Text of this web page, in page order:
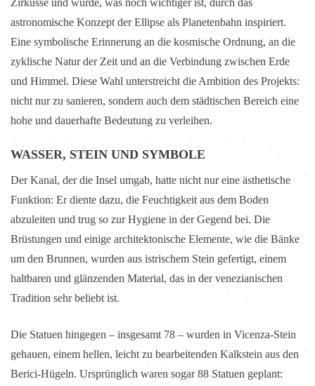
Zirkusse und wurde, was noch wichtiger ist, durch das
astronomische Konzept der Ellipse als Planetenbahn inspiriert.
Eine symbolische Erinnerung an die kosmische Ordnung, an die
zyklische Natur der Zeit und an die Verbindung zwischen Erde
und Himmel. Diese Wahl unterstreicht die Ambition des Projekts:
nicht nur zu sanieren, sondern auch dem städtischen Bereich eine
hohe und dauerhafte Bedeutung zu verleihen.
WASSER, STEIN UND SYMBOLE
Der Kanal, der die Insel umgab, hatte nicht nur eine ästhetische
Funktion: Er diente dazu, die Feuchtigkeit aus dem Boden
abzuleiten und trug so zur Hygiene in der Gegend bei. Die
Brüstungen und einige architektonische Elemente, wie die Bänke
um den Brunnen, wurden aus istrischem Stein gefertigt, einem
haltbaren und glänzenden Material, das in der venezianischen
Tradition sehr beliebt ist.
Die Statuen hingegen – insgesamt 78 – wurden in Vicenza-Stein
gehauen, einem hellen, leicht zu bearbeitenden Kalkstein aus den
Berici-Hügeln. Ursprünglich waren sogar 88 Statuen geplant: